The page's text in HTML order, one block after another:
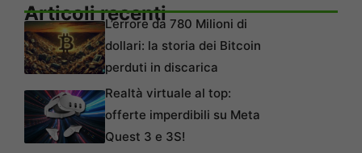
Articoli recentiL’errore da 780 Milioni di
dollari: la storia dei Bitcoin
perduti in discarica
Realtà virtuale al top:
offerte imperdibili su Meta
Quest 3 e 3S!